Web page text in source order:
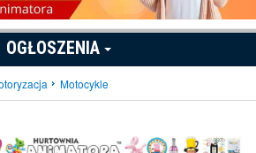
OGŁOSZENIA
Motocykle